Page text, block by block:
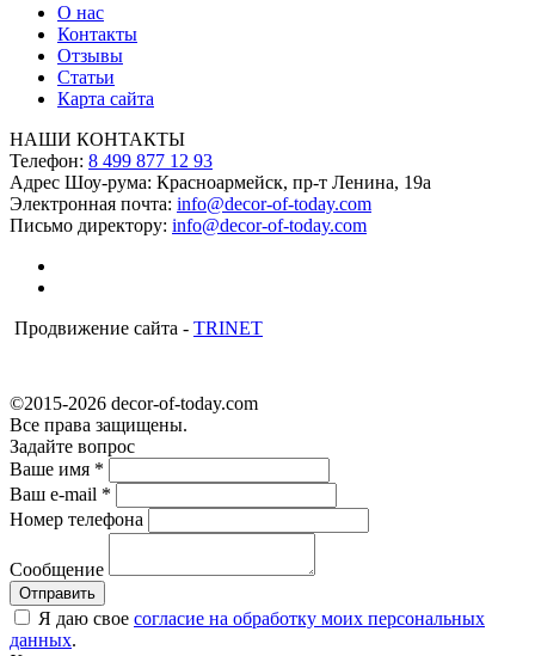
О нас
Контакты
Отзывы
Статьи
Карта сайта
НАШИ КОНТАКТЫ
Телефон: 8 499 877 12 93
Адрес Шоу-рума: Красноармейск, пр-т Ленина, 19а
Электронная почта: info@decor-of-today.com
Письмо директору: info@decor-of-today.com
Продвижение сайта - TRINET
©2015-2026 decor-of-today.com
Все права защищены.
Задайте вопрос
Ваше имя *
Ваш e-mail *
Номер телефона
Сообщение
Я даю свое согласие на обработку моих персональных
данных.